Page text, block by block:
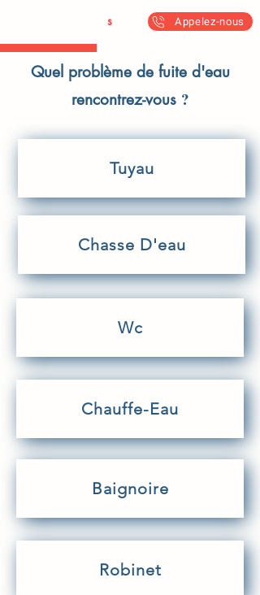
s Appelez-nous
Quel problème de fuite d'eau
rencontrez-vous ?
Tuyau
Chasse D'eau
Wc
Chauffe-Eau
Baignoire
Robinet